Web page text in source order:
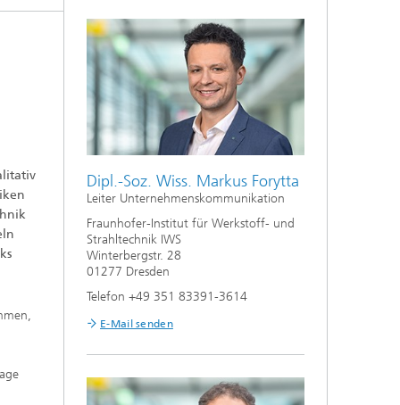
Kleben und Faserverbundtechnik
High-Speed-Laserbearbeitung
Laserschneiden
Dipl.-Soz. Wiss. Markus Forytta
Leiter Unternehmenskommunikation
Fraunhofer-Institut für Werkstoff- und
Strahltechnik IWS
Winterbergstr. 28
01277 Dresden
Telefon +49 351 83391-3614
E-Mail senden